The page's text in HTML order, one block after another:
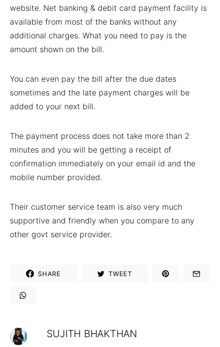
website. Net banking & debit card payment facility is
available from most of the banks without any
additional charges. What you need to pay is the
amount shown on the bill.
You can even pay the bill after the due dates
sometimes and the late payment charges will be
added to your next bill.
The payment process does not take more than 2
minutes and you will be getting a receipt of
confirmation immediately on your email id and the
mobile number provided.
Their customer service team is also very much
supportive and friendly when you compare to any
other govt service provider.
SHARE TWEET
SUJITH BHAKTHAN